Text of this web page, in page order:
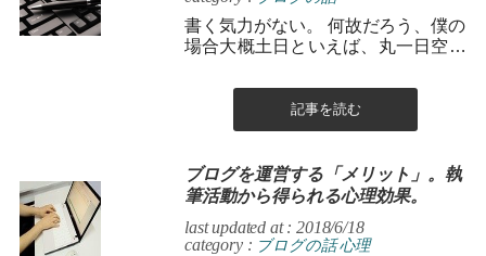
書く気力がない。 何故だろう、僕の
場合大概土日といえば、丸一日空い
について調べたりしているんです
記事を読む
ブログを運営する「メリット」。執
筆活動から得られる心理効果。
last updated at : 2018/6/18
category : ブログの話 心理